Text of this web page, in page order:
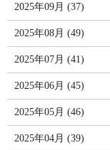
2025年09月 (37)
2025年08月 (49)
2025年07月 (41)
2025年06月 (45)
2025年05月 (46)
2025年04月 (39)